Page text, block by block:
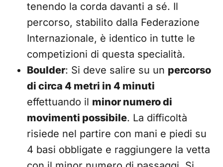
tenendo la corda davanti a sé. Il
percorso, stabilito dalla Federazione
Internazionale, è identico in tutte le
competizioni di questa specialità.
Boulder: Si deve salire su un percorso
di circa 4 metri in 4 minuti
effettuando il minor numero di
movimenti possibile. La difficoltà
risiede nel partire con mani e piedi su
4 basi obbligate e raggiungere la vetta